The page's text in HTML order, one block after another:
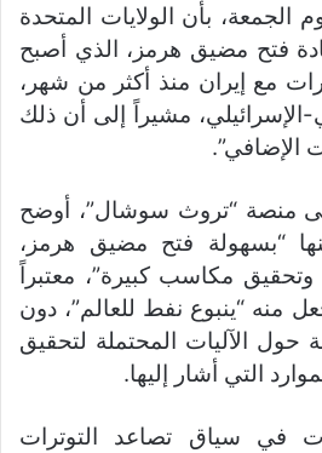
الجمعة، بأن الولايات المتحدة
فتح مضيق هرمز، الذي أصبح
مع إيران منذ أكثر من شهر،
مشيراً إلى أن ذلك
الإضافي”.
منصة “تروث سوشال”، أوضح
“بسهولة فتح مضيق هرمز،
وتحقيق مكاسب كبيرة”، معتبراً
منه “ينبوع نفط للعالم”، دون
حول الآليات المحتملة لتحقيق
التي أشار إليها.
في سياق تصاعد التوترات